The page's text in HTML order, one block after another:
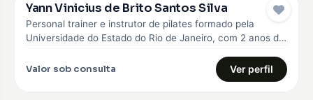
Yann Vinicius de Brito Santos Silva
Personal trainer e instrutor de pilates formado pela
Universidade do Estado do Rio de Janeiro, com 2 anos de
Valor sob consulta Ver perfil